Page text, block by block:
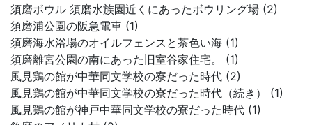
須磨ボウル 須磨水族園近くにあったボウリング場 (2)
須磨浦公園の阪急電車 (1)
須磨海水浴場のオイルフェンスと茶色い海 (1)
須磨離宮公園の南にあった旧室谷家住宅。 (1)
風見鶏の館が中華同文学校の寮だった時代 (2)
風見鶏の館が中華同文学校の寮だった時代（続き） (1)
風見鶏の館が神戸中華同文学校の寮だった時代 (1)